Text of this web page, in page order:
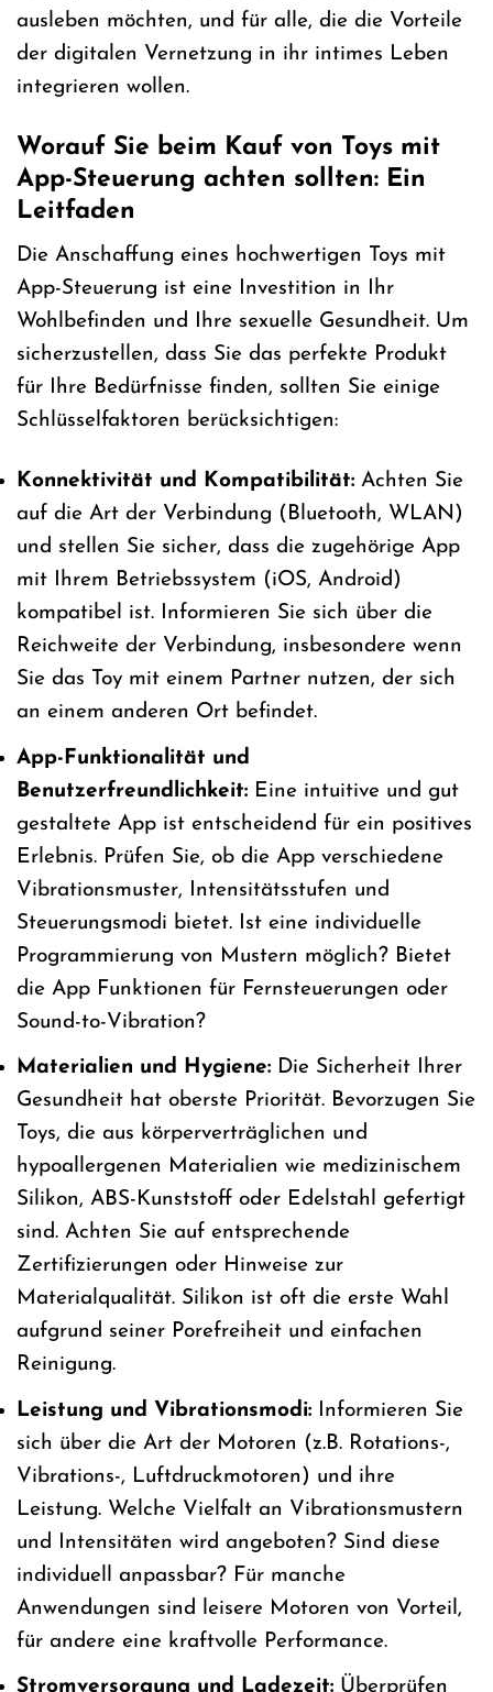
ausleben möchten, und für alle, die die Vorteile
der digitalen Vernetzung in ihr intimes Leben
integrieren wollen.
Worauf Sie beim Kauf von Toys mit
App-Steuerung achten sollten: Ein
Leitfaden
Die Anschaffung eines hochwertigen Toys mit
App-Steuerung ist eine Investition in Ihr
Wohlbefinden und Ihre sexuelle Gesundheit. Um
sicherzustellen, dass Sie das perfekte Produkt
für Ihre Bedürfnisse finden, sollten Sie einige
Schlüsselfaktoren berücksichtigen:
Konnektivität und Kompatibilität: Achten Sie
auf die Art der Verbindung (Bluetooth, WLAN)
und stellen Sie sicher, dass die zugehörige App
mit Ihrem Betriebssystem (iOS, Android)
kompatibel ist. Informieren Sie sich über die
Reichweite der Verbindung, insbesondere wenn
Sie das Toy mit einem Partner nutzen, der sich
an einem anderen Ort befindet.
App-Funktionalität und
Benutzerfreundlichkeit: Eine intuitive und gut
gestaltete App ist entscheidend für ein positives
Erlebnis. Prüfen Sie, ob die App verschiedene
Vibrationsmuster, Intensitätsstufen und
Steuerungsmodi bietet. Ist eine individuelle
Programmierung von Mustern möglich? Bietet
die App Funktionen für Fernsteuerungen oder
Sound-to-Vibration?
Materialien und Hygiene: Die Sicherheit Ihrer
Gesundheit hat oberste Priorität. Bevorzugen Sie
Toys, die aus körperverträglichen und
hypoallergenen Materialien wie medizinischem
Silikon, ABS-Kunststoff oder Edelstahl gefertigt
sind. Achten Sie auf entsprechende
Zertifizierungen oder Hinweise zur
Materialqualität. Silikon ist oft die erste Wahl
aufgrund seiner Porefreiheit und einfachen
Reinigung.
Leistung und Vibrationsmodi: Informieren Sie
sich über die Art der Motoren (z.B. Rotations-,
Vibrations-, Luftdruckmotoren) und ihre
Leistung. Welche Vielfalt an Vibrationsmustern
und Intensitäten wird angeboten? Sind diese
individuell anpassbar? Für manche
Anwendungen sind leisere Motoren von Vorteil,
für andere eine kraftvolle Performance.
Stromversorgung und Ladezeit: Überprüfen